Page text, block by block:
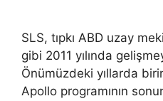
SLS, tıpkı ABD uzay
gibi 2011 yılında
Önümüzdeki yıllarda
Apollo programının